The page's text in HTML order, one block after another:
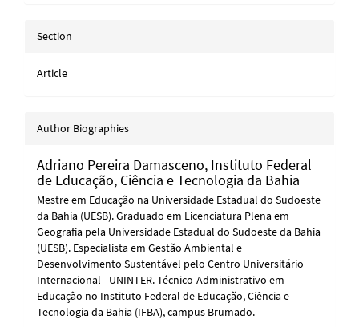
Section
Article
Author Biographies
Adriano Pereira Damasceno, Instituto Federal
de Educação, Ciência e Tecnologia da Bahia
Mestre em Educação na Universidade Estadual do Sudoeste
da Bahia (UESB). Graduado em Licenciatura Plena em
Geografia pela Universidade Estadual do Sudoeste da Bahia
(UESB). Especialista em Gestão Ambiental e
Desenvolvimento Sustentável pelo Centro Universitário
Internacional - UNINTER. Técnico-Administrativo em
Educação no Instituto Federal de Educação, Ciência e
Tecnologia da Bahia (IFBA), campus Brumado.